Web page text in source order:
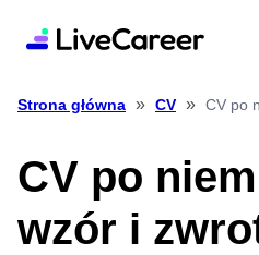
Strona główna » CV »
CV po
wzór i